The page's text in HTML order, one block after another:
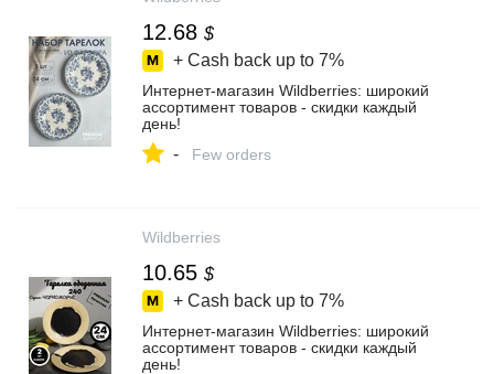
12.68 $
+ Cash back up to 7%
Интернет‑магазин Wildberries: широкий
ассортимент товаров - скидки каждый
день!
- Few orders
Wildberries
10.65 $
+ Cash back up to 7%
Интернет‑магазин Wildberries: широкий
ассортимент товаров - скидки каждый
день!